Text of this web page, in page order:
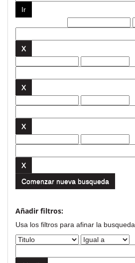
Comenzar nueva busqueda
Añadir filtros:
Usa los filtros para afinar la busqueda.